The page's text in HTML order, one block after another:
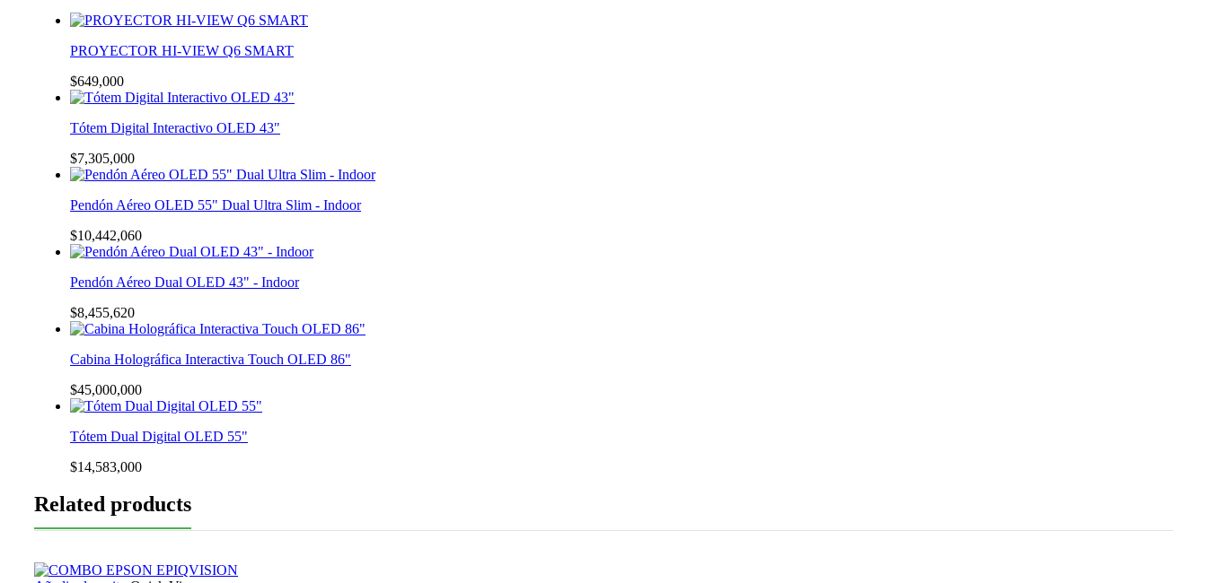
PROYECTOR HI-VIEW Q6 SMART
$649,000
Tótem Digital Interactivo OLED 43"
$7,305,000
Pendón Aéreo OLED 55" Dual Ultra Slim - Indoor
$10,442,060
Pendón Aéreo Dual OLED 43" - Indoor
$8,455,620
Cabina Holográfica Interactiva Touch OLED 86"
$45,000,000
Tótem Dual Digital OLED 55"
$14,583,000
Related products